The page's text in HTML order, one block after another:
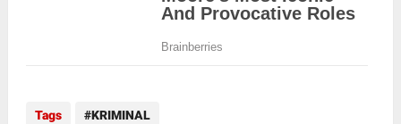
Tags KRIMINAL